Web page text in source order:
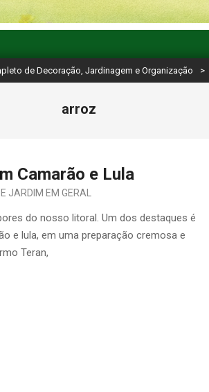
de Decoração, Jardinagem e Organização >
arroz
Camarão e Lula
JARDIM EM GERAL
do nosso litoral. Um dos destaques é
e lula, em uma preparação cremosa e
Teran,